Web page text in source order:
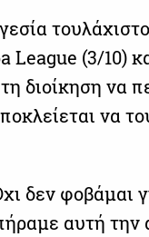
League (3/10)
διοίκηση να
να
δεν φοβάμαι
αυτή